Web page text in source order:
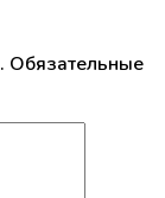
Обязательные